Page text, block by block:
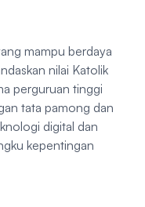
mampu berdaya
nilai Katolik
perguruan tinggi
tata pamong dan
digital dan
kepentingan